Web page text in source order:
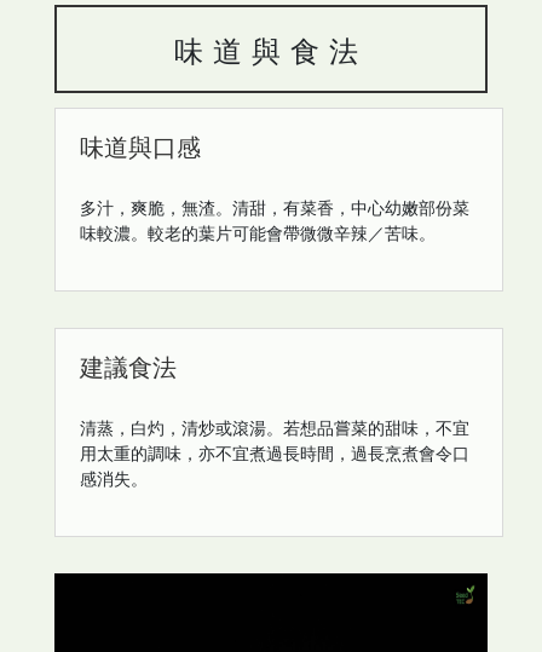
味道與食法
味道與口感
多汁，爽脆，無渣。清甜，有菜香，中心幼嫩部份菜
味較濃。較老的葉片可能會帶微微辛辣／苦味。
建議食法
清蒸，白灼，清炒或滾湯。若想品嘗菜的甜味，不宜
用太重的調味，亦不宜煮過長時間，過長烹煮會令口
感消失。